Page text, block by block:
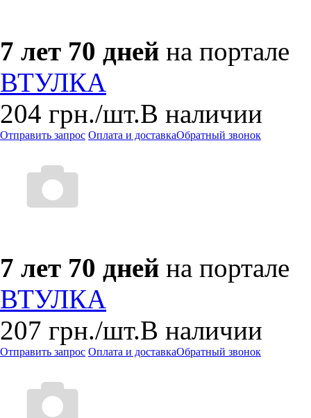
7 лет 70 дней на портале
ВТУЛКА
204 грн./шт.В наличии
Отправить запрос Оплата и доставкаОбратный звонок
7 лет 70 дней на портале
ВТУЛКА
207 грн./шт.В наличии
Отправить запрос Оплата и доставкаОбратный звонок